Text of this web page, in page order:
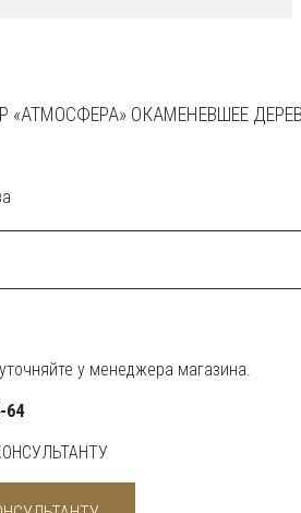
ОКАМЕНЕВШЕЕ
у менеджера магазина.
64